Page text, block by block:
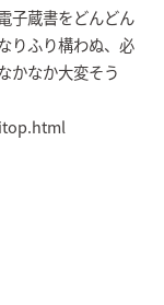
子蔵書をどんどん
りふり構わぬ、必
かなか大変そう